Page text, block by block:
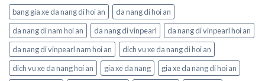
bang gia xe da nang di hoi an
da nang di hoi an
da nang di nam hoi an
da nang di vinpearl
da nang di vinpearl hoi an
da nang di vinpearl nam hoi an
dich vu xe da nang di hoi an
dich vu xe da nang hoi an
gia xe da nang
gia xe da nang di hoi an